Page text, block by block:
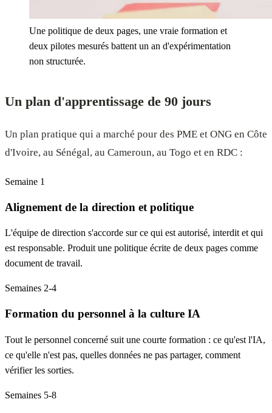
Une politique de deux pages, une vraie formation et
deux pilotes mesurés battent un an d'expérimentation
non structurée.
Un plan d'apprentissage de 90 jours
Un plan pratique qui a marché pour des PME et ONG en Côte
d'Ivoire, au Sénégal, au Cameroun, au Togo et en RDC :
Semaine 1
Alignement de la direction et politique
L'équipe de direction s'accorde sur ce qui est autorisé, interdit et qui
est responsable. Produit une politique écrite de deux pages comme
document de travail.
Semaines 2-4
Formation du personnel à la culture IA
Tout le personnel concerné suit une courte formation : ce qu'est l'IA,
ce qu'elle n'est pas, quelles données ne pas partager, comment
vérifier les sorties.
Semaines 5-8